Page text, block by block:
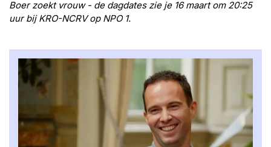
Boer zoekt vrouw - de dagdates zie je 16 maart om 20:25
uur bij KRO-NCRV op NPO 1.